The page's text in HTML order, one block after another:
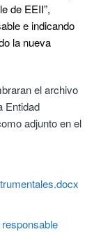
de EEII”,
e indicando
la nueva
el archivo
Entidad
adjunto en el